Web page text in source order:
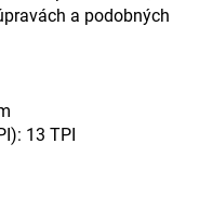
a podobných
13 TPI